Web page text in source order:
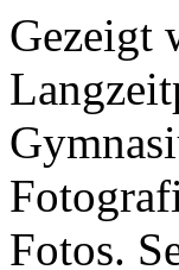
Gezeigt
Fotos.